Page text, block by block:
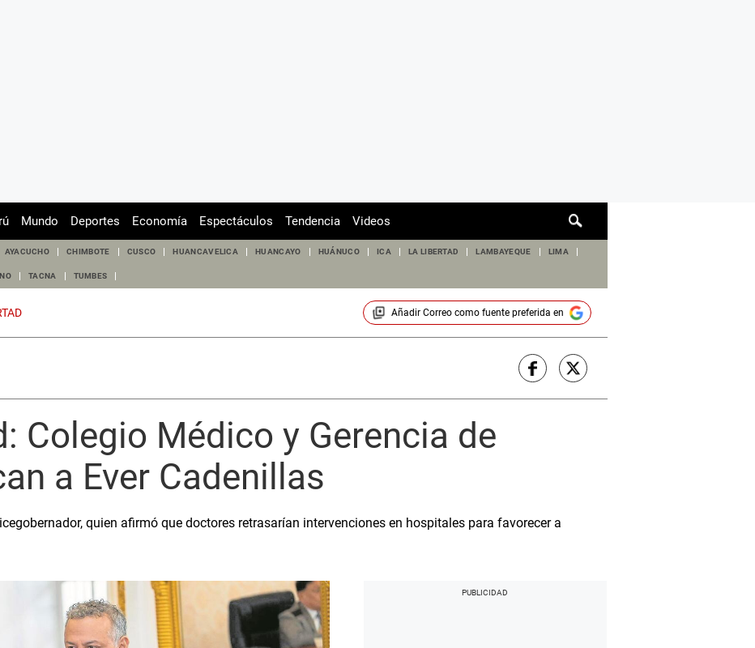
de
Mundo Deportes Economía Espectáculos Tendencia Videos
AYACUCHO CHIMBOTE CUSCO HUANCAVELICA HUANCAYO HUÁNUCO ICA LA LIBERTAD LAMBAYEQUE LIMA
TACNA TUMBES
Añadir Correocomo fuente preferida en
Colegio Médico y Gerencia de
a Ever Cadenillas
quien afirmó que doctores retrasarían intervenciones en hospitales para favorecer a